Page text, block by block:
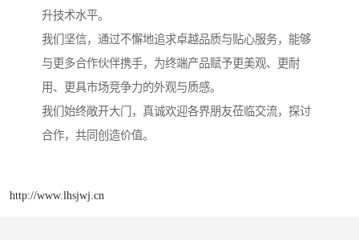
升技术水平。
我们坚信，通过不懈地追求卓越品质与贴心服务，能够
与更多合作伙伴携手，为终端产品赋予更美观、更耐
用、更具市场竞争力的外观与质感。
我们始终敞开大门，真诚欢迎各界朋友莅临交流，探讨
合作，共同创造价值。
http://www.lhsjwj.cn